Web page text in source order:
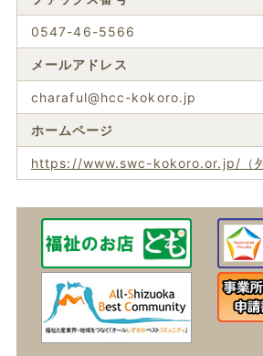
0547-46-5566
メールアドレス
charaful@hcc-kokoro.jp
ホームページ
https://www.swc-kokoro.or.jp/（外